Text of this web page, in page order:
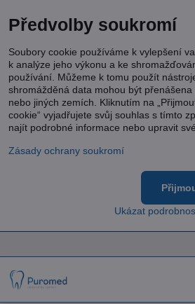
Předvolby soukromí
Soubory cookie používáme k vylepšení
k analýze jeho výkonu a ke
používání. Můžeme k tomu použít
shromážděná data mohou být přenášena
nebo jiných zemích. Kliknutím na
cookie“ vyjadřujete svůj souhlas s tímto
najít podrobné informace nebo upravit
Zásady ochrany soukromí
Ukázat